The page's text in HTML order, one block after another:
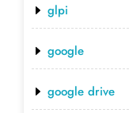
glpi
google
google drive